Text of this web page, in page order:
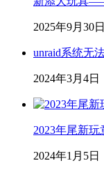
2025年9月30日
unraid系统无
2024年3月4日
2023年尾新玩
2024年1月5日